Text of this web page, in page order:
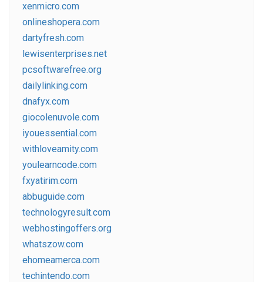
xenmicro.com
onlineshopera.com
dartyfresh.com
lewisenterprises.net
pcsoftwarefree.org
dailylinking.com
dnafyx.com
giocolenuvole.com
iyouessential.com
withloveamity.com
youlearncode.com
fxyatirim.com
abbuguide.com
technologyresult.com
webhostingoffers.org
whatszow.com
ehomeamerca.com
techintendo.com